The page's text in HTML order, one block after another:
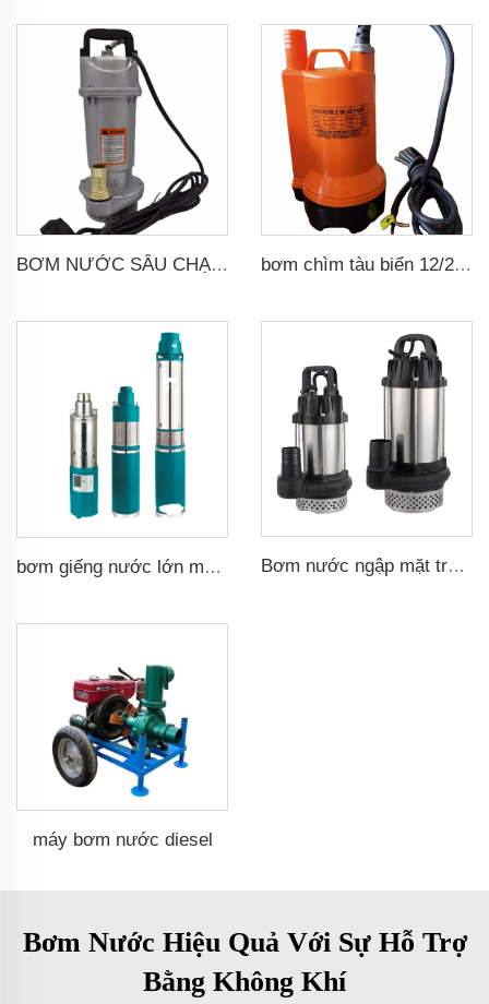
BƠM NƯỚC SÂU CHẠY BẰNG PIN NĂNG LƯỢNG MẶT TRỜI DC bơm chìm tàu biển 12/24V loại bỏ nước sàn tàu
bơm giếng nước lớn mặt trời Bơm nước ngập mặt trời bơm nước tưới tiêu
máy bơm nước diesel
Bơm Nước Hiệu Quả Với Sự Hỗ Trợ
Bằng Không Khí